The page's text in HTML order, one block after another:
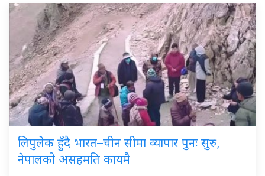
लिपुलेक हुँदै भारत–चीन सीमा व्यापार पुनः सुरु,
नेपालको असहमति कायमै